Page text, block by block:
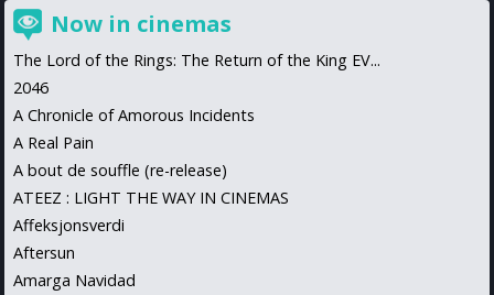
Now in cinemas
The Lord of the Rings: The Return of the King EV...
2046
A Chronicle of Amorous Incidents
A Real Pain
A bout de souffle (re-release)
ATEEZ : LIGHT THE WAY IN CINEMAS
Affeksjonsverdi
Aftersun
Amarga Navidad